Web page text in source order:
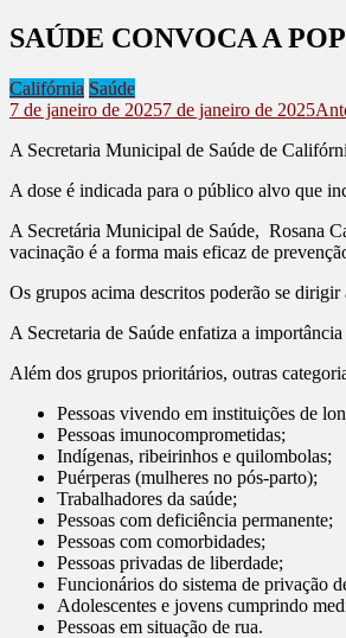
SAÚDE CONVOCA A
Califórnia Saúde
7 de janeiro de 20257 de janeiro de 2025
A Secretaria Municipal de Saúde de
A dose é indicada para o público alvo que
A Secretária Municipal de Saúde, Rosana
vacinação é a forma mais eficaz de
Os grupos acima descritos poderão se
A Secretaria de Saúde enfatiza a
Além dos grupos prioritários, outras
Pessoas vivendo em instituições de
Pessoas imunocomprometidas;
Indígenas, ribeirinhos e quilombolas;
Puérperas (mulheres no pós-parto);
Trabalhadores da saúde;
Pessoas com deficiência permanente;
Pessoas com comorbidades;
Pessoas privadas de liberdade;
Funcionários do sistema de privação
Adolescentes e jovens cumprindo
Pessoas em situação de rua.